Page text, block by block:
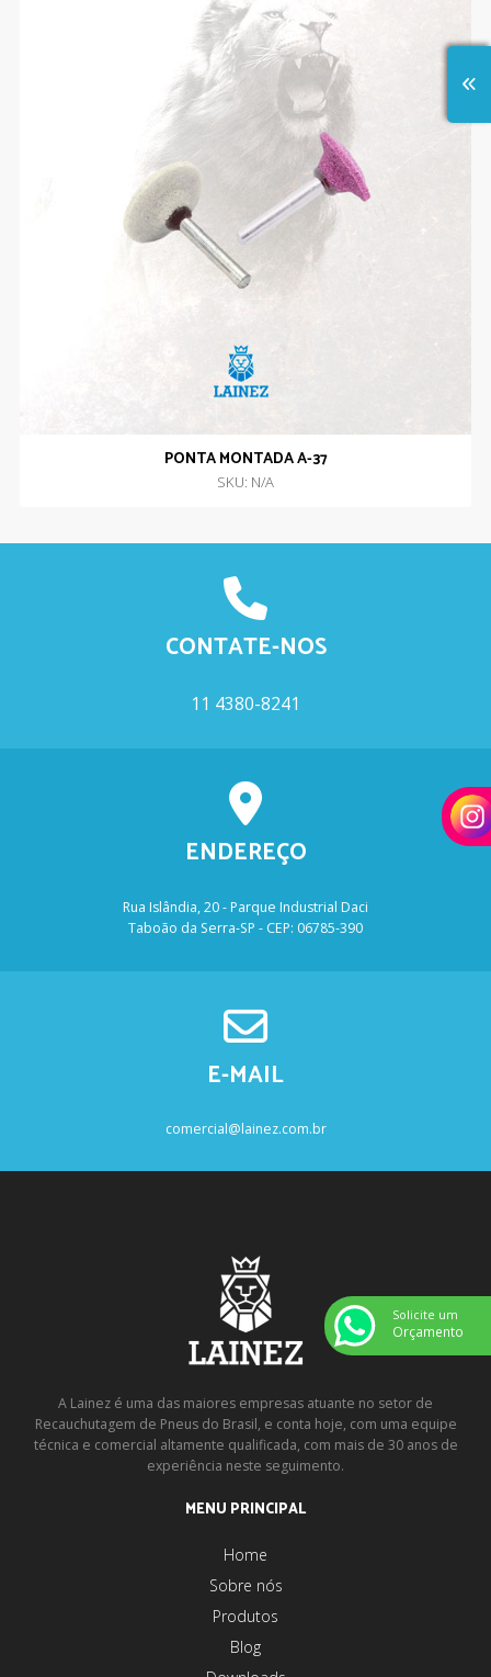
PONTA MONTADA A-37
SKU: N/A
CONTATE-NOS
11 4380-8241
ENDEREÇO
Rua Islândia, 20 - Parque Industrial Daci
Taboão da Serra-SP - CEP: 06785-390
E-MAIL
comercial@lainez.com.br
A Lainez é uma das maiores empresas atuante no setor de
Recauchutagem de Pneus do Brasil, e conta hoje, com uma equipe
técnica e comercial altamente qualificada, com mais de 30 anos de
experiência neste seguimento.
MENU PRINCIPAL
Home
Sobre nós
Produtos
Blog
Solicite um
Orçamento